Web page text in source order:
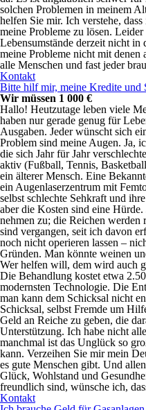
solchen Problemen in meinem
helfen Sie mir. Ich verstehe,
meine Probleme zu lösen.
Lebensumstände derzeit nicht
meine Probleme nicht mit denen
alle Menschen und fast jeder
Kontakt
Bitte hilf mir, meine Kredite und
Wir müssen 1 000 €
Hallo! Heutzutage leben viele
haben nur gerade genug für
Ausgaben. Jeder wünscht sich
Problem sind meine Augen. Ja,
die sich Jahr für Jahr
aktiv (Fußball, Tennis,
ein älterer Mensch. Eine
ein Augenlaserzentrum mit
selbst schlechte Sehkraft und
aber die Kosten sind eine
nehmen zu; die Reichen werden
sind vergangen, seit ich davon
noch nicht operieren lassen –
Gründen. Man könnte weinen
Wer helfen will, dem wird auch
Die Behandlung kostet etwa
modernsten Technologie. Die
man kann dem Schicksal nicht
Schicksal, selbst Fremde um
Geld an Reiche zu geben, die
Unterstützung. Ich habe nicht
manchmal ist das Unglück so
kann. Verzeihen Sie mir mein
es gute Menschen gibt. Und
Glück, Wohlstand und
freundlich sind, wünsche ich,
Kontakt